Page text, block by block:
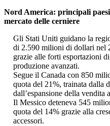
Nord America: principali
mercato delle cerniere
Gli Stati Uniti guidano la
di 2.590 milioni di dollari nel
grazie alle forti esportazioni
produzione avanzati.
Segue il Canada con 850
quota del 21%, trainata dalla
dall’espansione della vendita
Il Messico deteneva 545
quota del 14% grazie alla
accessori.